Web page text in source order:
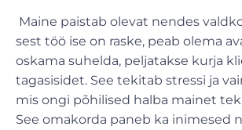
Maine paistab olevat nendes
sest töö ise on raske, peab olema
oskama suhelda, peljatakse kurja
tagasisidet. See tekitab stressi ja
mis ongi põhilised halba mainet
See omakorda paneb ka inimesed